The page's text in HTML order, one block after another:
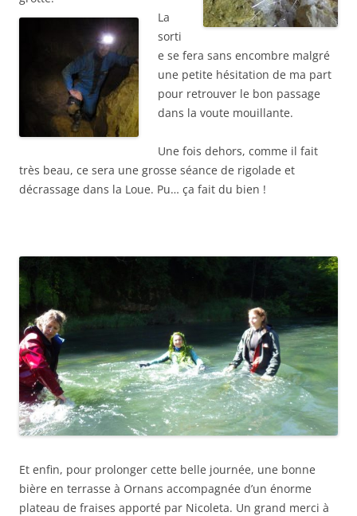
La
sorti
e se fera sans encombre malgré
une petite hésitation de ma part
pour retrouver le bon passage
dans la voute mouillante.
Une fois dehors, comme il fait
très beau, ce sera une grosse séance de rigolade et
décrassage dans la Loue. Pu… ça fait du bien !
Et enfin, pour prolonger cette belle journée, une bonne
bière en terrasse à Ornans accompagnée d’un énorme
plateau de fraises apporté par Nicoleta. Un grand merci à